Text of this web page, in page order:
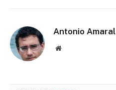
Antonio Amaral
Website